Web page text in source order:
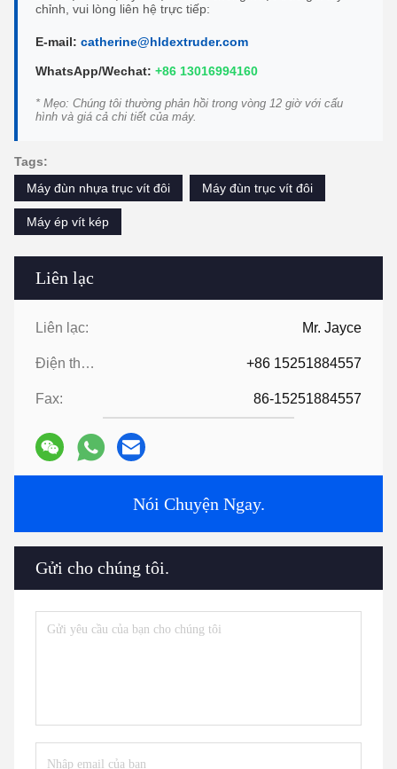
Liên lạc
Liên lạc: Mr. Jayce
Điện thoại: +86 15251884557
Fax: 86-15251884557
Nói Chuyện Ngay.
Gửi cho chúng tôi.
chỉnh, vui lòng liên hệ trực tiếp:
E-mail: catherine@hldextruder.com
WhatsApp/Wechat: +86 13016994160
* Mẹo: Chúng tôi thường phản hồi trong vòng 12 giờ với cấu
hình và giá cả chi tiết của máy.
Tags:
Máy đùn nhựa trục vít đôi
Máy đùn trục vít đôi
Máy ép vít kép